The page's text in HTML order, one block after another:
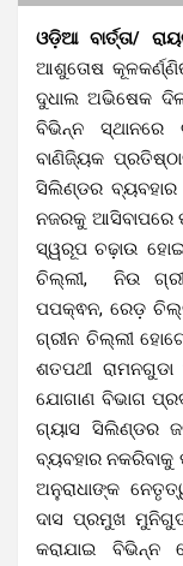
ଓଡ଼ିଆ ବାର୍ତ୍ତା/
ଆଶୁତୋଷ
ଦୁଧାଲ ଅଭିଷେକ
ବିଭିନ୍ନ ସ୍ଥାନରେ
ବାଣିଜ୍ୟିକ
ସିଲିଣ୍ଡର ବ୍ୟବହାର
ନଜରକୁ ଆସିବାପରେ
ସ୍ୱରୂପ ଚଢ଼ାଉ
ଚିଲ୍ଲୀ, ନିଉ
ପପକ୍ଵନ, ରେଡ଼
ଗ୍ରୀନ ଚିଲ୍ଲୀ
ଶତପଥୀ
ଯୋଗାଣ ବିଭାଗ
ଗ୍ୟାସ ସିଲିଣ୍ଡର
ବ୍ୟବହାର ନକରିବାକୁ
ଅନୁରାଧାଙ୍କ
ଦାସ ପ୍ରମୁଖ
କରାଯାଇ ବିଭିନ୍ନ